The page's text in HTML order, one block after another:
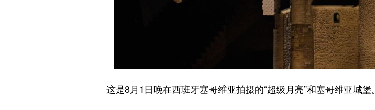
这是8月1日晚在西班牙塞哥维亚拍摄的“超级月亮”和塞哥维亚城堡。